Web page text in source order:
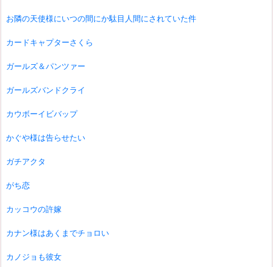
お隣の天使様にいつの間にか駄目人間にされていた件
カードキャプターさくら
ガールズ＆パンツァー
ガールズバンドクライ
カウボーイビバップ
かぐや様は告らせたい
ガチアクタ
がち恋
カッコウの許嫁
カナン様はあくまでチョロい
カノジョも彼女